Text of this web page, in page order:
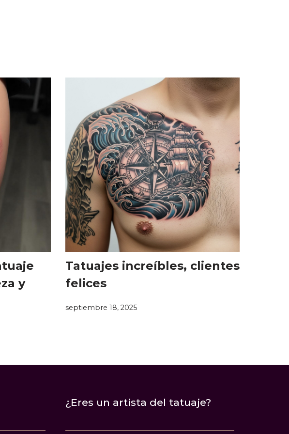
y
Tatuajes increíbles, clientes
felices
septiembre 18, 2025
¿Eres un artista del tatuaje?